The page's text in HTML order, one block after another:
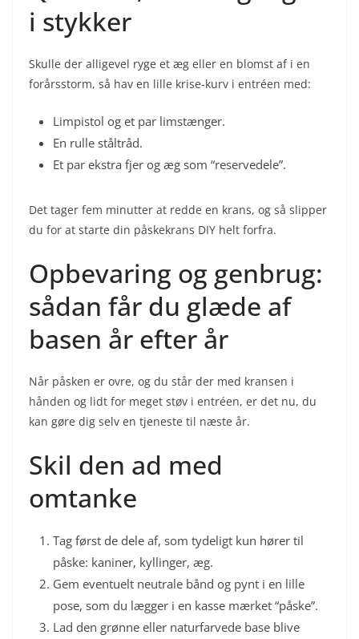
i stykker
Skulle der alligevel ryge et æg eller en blomst af i en
forårsstorm, så hav en lille krise-kurv i entréen med:
Limpistol og et par limstænger.
En rulle ståltråd.
Et par ekstra fjer og æg som “reservedele”.
Det tager fem minutter at redde en krans, og så slipper
du for at starte din påskekrans DIY helt forfra.
Opbevaring og genbrug:
sådan får du glæde af
basen år efter år
Når påsken er ovre, og du står der med kransen i
hånden og lidt for meget støv i entréen, er det nu, du
kan gøre dig selv en tjeneste til næste år.
Skil den ad med
omtanke
Tag først de dele af, som tydeligt kun hører til
påske: kaniner, kyllinger, æg.
Gem eventuelt neutrale bånd og pynt i en lille
pose, som du lægger i en kasse mærket “påske”.
Lad den grønne eller naturfarvede base blive